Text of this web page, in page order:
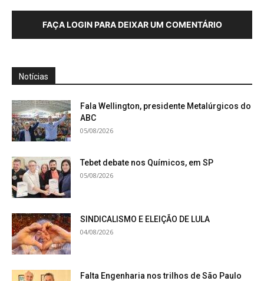
FAÇA LOGIN PARA DEIXAR UM COMENTÁRIO
Notícias
Fala Wellington, presidente Metalúrgicos do
ABC
05/08/2026
Tebet debate nos Químicos, em SP
05/08/2026
SINDICALISMO E ELEIÇÃO DE LULA
04/08/2026
Falta Engenharia nos trilhos de São Paulo